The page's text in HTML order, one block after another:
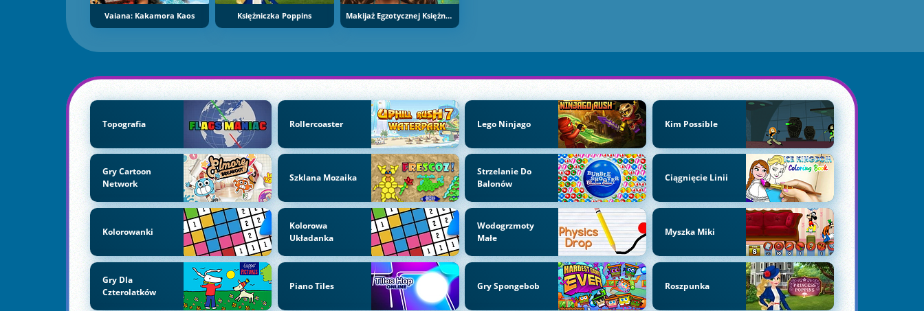
Vaiana: Kakamora Kaos Księżniczka Poppins Makijaż Egzotycznej Księżniczki
Topografia Rollercoaster Lego Ninjago Kim Possible
Gry Cartoon
Network
Szklana Mozaika
Strzelanie Do
Balonów
Ciągnięcie Linii
Kolorowanki
Kolorowa
Układanka
Wodogrzmoty
Małe
Myszka Miki
Gry Dla
Czterolatków
Piano Tiles Gry Spongebob Roszpunka